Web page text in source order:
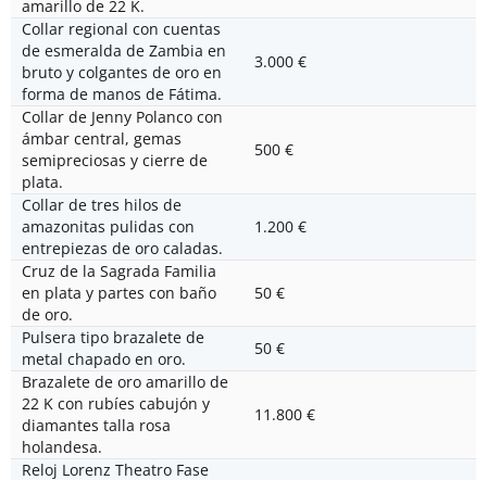
amarillo de 22 K.
Collar regional con cuentas
de esmeralda de Zambia en
bruto y colgantes de oro en
forma de manos de Fátima.
3.000 €
Collar de Jenny Polanco con
ámbar central, gemas
semipreciosas y cierre de
plata.
500 €
Collar de tres hilos de
amazonitas pulidas con
entrepiezas de oro caladas.
1.200 €
Cruz de la Sagrada Familia
en plata y partes con baño
de oro.
50 €
Pulsera tipo brazalete de
metal chapado en oro.
50 €
Brazalete de oro amarillo de
22 K con rubíes cabujón y
diamantes talla rosa
holandesa.
11.800 €
Reloj Lorenz Theatro Fase